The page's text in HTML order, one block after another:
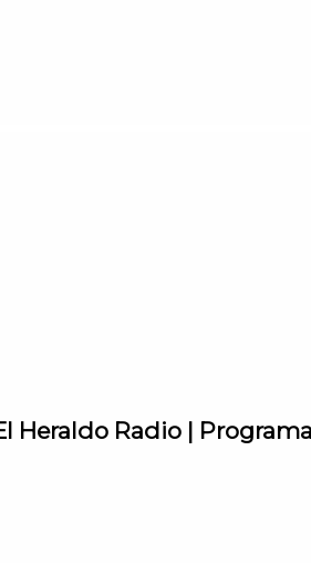
Heraldo Radio |